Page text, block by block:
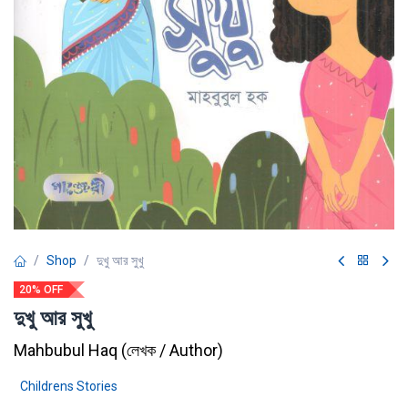
Shop দুখু আর সুখু
20% OFF
দুখু আর সুখু
Mahbubul Haq (লেখক / Author)
Childrens Stories